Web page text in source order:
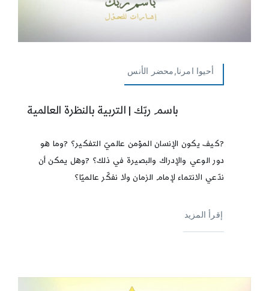
أحيوا امرنا,محضر الأنس
باسم ربّك | التربية بالنظرة العالمية
?كيف يكون الإنسان المؤمن عالميّ التفكير؟ ?وما هو
دور الوعي والإدراك والبصيرة في ذلك؟ ?وهل يمكن أن
ندّعي الانتماء لإمام الزمان ولا نفكّر عالميًا؟
إقرأ المزيد